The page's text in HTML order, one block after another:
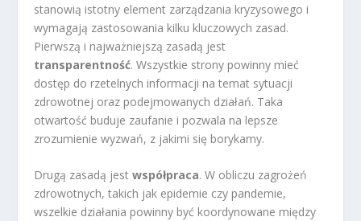
stanowią istotny element zarządzania kryzysowego i
wymagają zastosowania kilku kluczowych zasad.
Pierwszą i najważniejszą zasadą jest
transparentność. Wszystkie strony powinny mieć
dostęp do rzetelnych informacji na temat sytuacji
zdrowotnej oraz podejmowanych działań. Taka
otwartość buduje zaufanie i pozwala na lepsze
zrozumienie wyzwań, z jakimi się borykamy.
Drugą zasadą jestwspółpraca. W obliczu zagrożeń
zdrowotnych, takich jak epidemie czy pandemie,
wszelkie działania powinny być koordynowane między